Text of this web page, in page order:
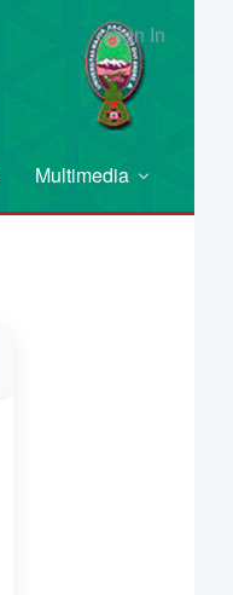
Sign In
Multimedia